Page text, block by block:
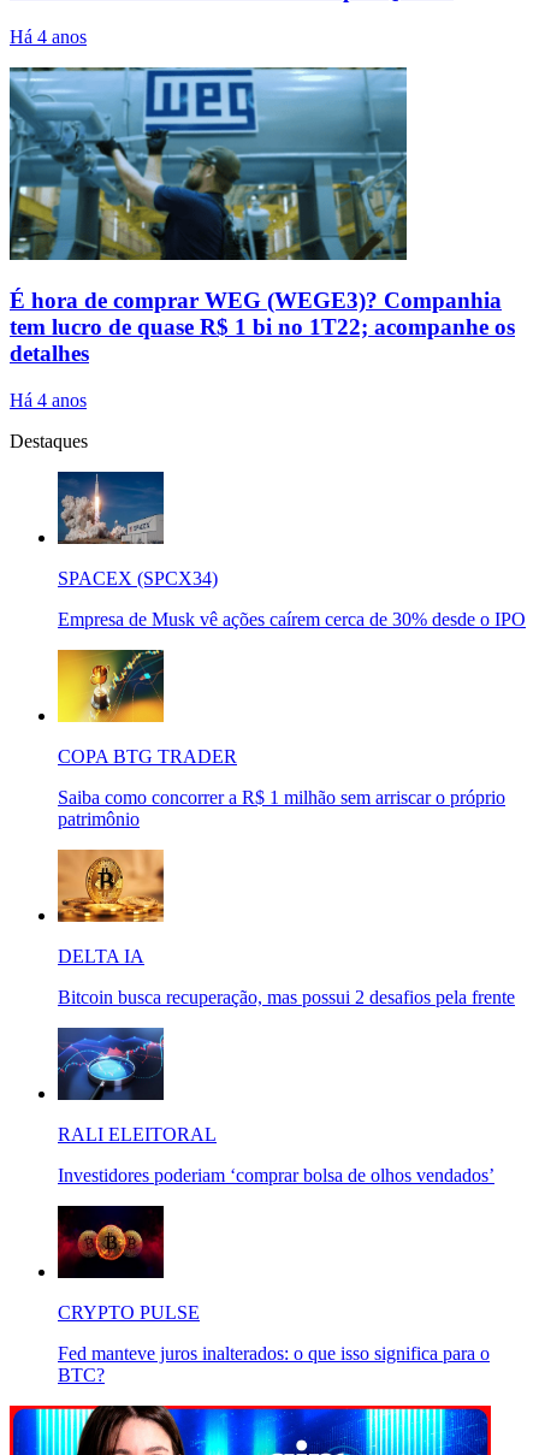
Há 4 anos
É hora de comprar WEG (WEGE3)? Companhia
tem lucro de quase R$ 1 bi no 1T22; acompanhe os
detalhes
Há 4 anos
Destaques
SPACEX (SPCX34)
Empresa de Musk vê ações caírem cerca de 30% desde o IPO
COPA BTG TRADER
Saiba como concorrer a R$ 1 milhão sem arriscar o próprio
patrimônio
DELTA IA
Bitcoin busca recuperação, mas possui 2 desafios pela frente
RALI ELEITORAL
Investidores poderiam ‘comprar bolsa de olhos vendados’
CRYPTO PULSE
Fed manteve juros inalterados: o que isso significa para o
BTC?